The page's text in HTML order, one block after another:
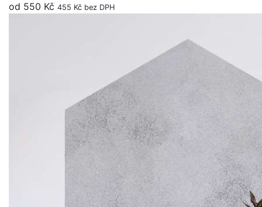
od 550 Kč 455 Kč bez DPH